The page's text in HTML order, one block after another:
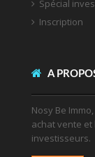
Spécial
Inscription
A
Nosy Be
achat vente
investisseurs.